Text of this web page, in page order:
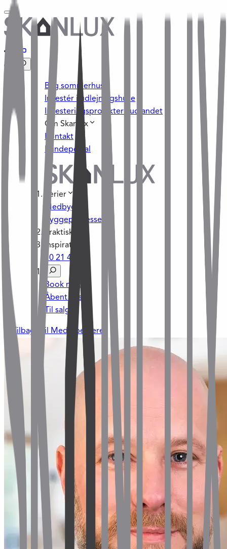
Byg sommerhus
Investér i udlejningshuse
Investeringsprojekter i udlandet
Om Skanlux
Kontakt
Kundeportal
Serier
Medbyg
Byggeprocessen
Praktisk
Inspiration
70 21 45 21
Book møde
Åbent hus
Til salg
Tilbage til Medarbejdere